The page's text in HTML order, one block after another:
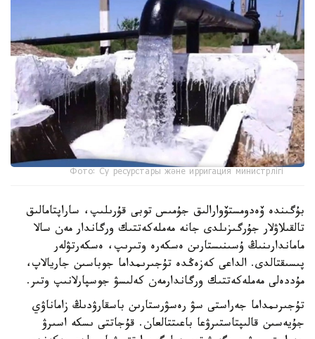
Фото: Су ресурстары және ирригация министрлігі
بۇگىندە ۆەدومستۆوارالىق جۇمىس توبى قۇرىلىپ، ساراپتامالىق
تالقىلاۋلار جۇرگىزىلدى جانە مەملەكەتتىك ورگاندار مەن سالا
ماماندارىنىڭ ۇسىنىستارىن ەسكەرە وتىرىپ، ەسكەرتۋلەر
پىسىقتالدى. الداعى كەزەڭدە تۇجىرىمداما جوباسىن جاريالاپ،
مۇددەلى مەملەكەتتىك ورگاندارمەن كەلىسۋ جوسپارلانىپ وتىر.
تۇجىرىمداما جەراستى سۋ رەسۋرستارىن باسقارۋدىڭ زاماناۋي
جۇيەسىن قالىپتاستىرۋعا باعىتتالعان. قۇجاتتى ىسكە اسىرۋ